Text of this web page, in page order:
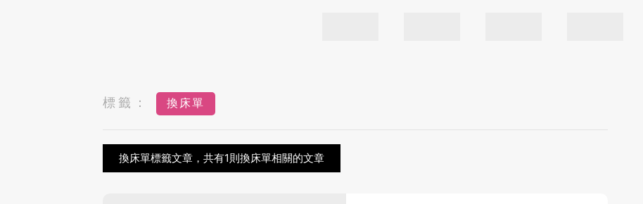
標籤： 換床單
換床單標籤文章，共有1則換床單相關的文章